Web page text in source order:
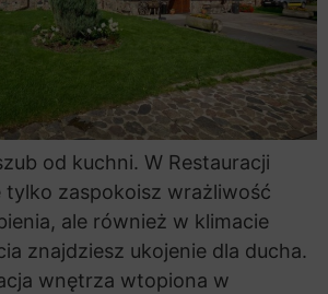
od kuchni. W Restauracji
tylko zaspokoisz wrażliwość
ale również w klimacie
znajdziesz ukojenie dla ducha.
wnętrza wtopiona w